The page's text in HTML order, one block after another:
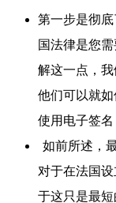
第一步是彻
国法律是您
解这一点，我
他们可以就
使用电子签名
如前所述，
对于在法国
于这只是最